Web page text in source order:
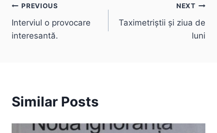
Post
navigation
PREVIOUS
Interviul o provocare
interesantă.
NEXT
Taximetriștii și ziua de
luni
Similar Posts